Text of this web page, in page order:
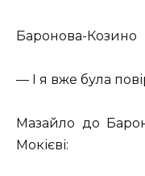
Баронова-Козино
— І я вже була
Мазайло до
Мокієві: